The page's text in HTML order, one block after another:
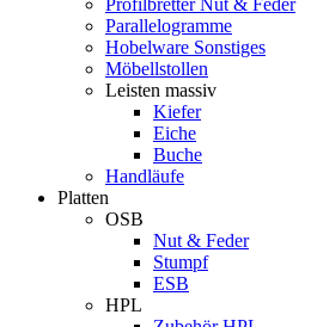
Profilbretter Nut & Feder
Parallelogramme
Hobelware Sonstiges
Möbellstollen
Leisten massiv
Kiefer
Eiche
Buche
Handläufe
Platten
OSB
Nut & Feder
Stumpf
ESB
HPL